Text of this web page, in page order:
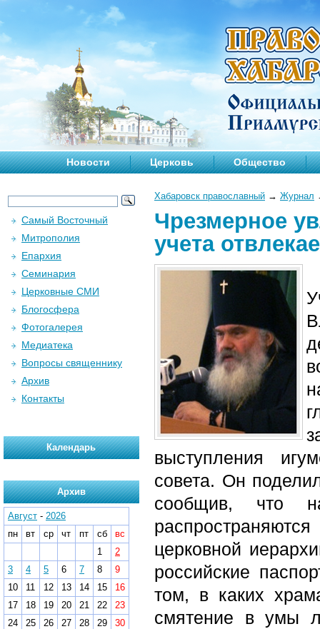
Новости Церковь Общество
Хабаровск православный → Журнал
Чрезмерное
учета
выступления
совета. Он
сообщив, что
церковной
российские
том, в каких
смятение в умы
Самый Восточный
Митрополия
Епархия
Семинария
Церковные СМИ
Блогосфера
Фотогалерея
Медиатека
Вопросы священнику
Архив
Контакты
Календарь
Архив
Август - 2026
пн
вт ср чт пт сб
вс
1
2
3
4 5 6 7 8
9
10
11 12 13 14 15
16
17
18 19 20 21 22
23
24
25 26 27 28 29
30